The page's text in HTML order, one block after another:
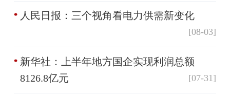
人民日报：三个视角看电力供需新变化
[08-03]
新华社：上半年地方国企实现利润总额
8126.8亿元
[07-31]